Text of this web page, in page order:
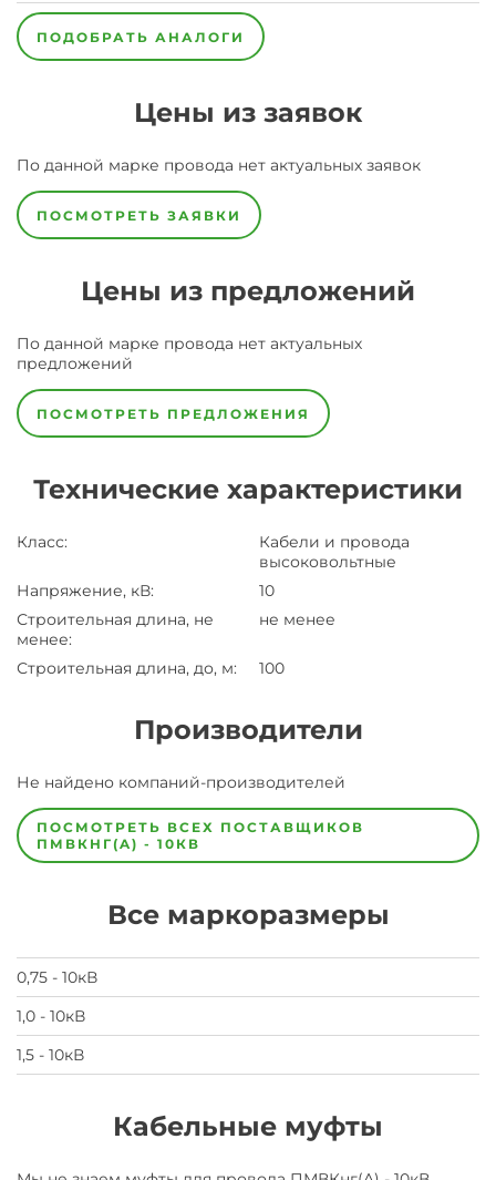
ПОДОБРАТЬ АНАЛОГИ
Цены из заявок
По данной марке провода нет актуальных заявок
ПОСМОТРЕТЬ ЗАЯВКИ
Цены из предложений
По данной марке провода нет актуальных
предложений
ПОСМОТРЕТЬ ПРЕДЛОЖЕНИЯ
Технические характеристики
Класс:
Кабели и провода
высоковольтные
Напряжение, кВ:
10
Строительная длина, не
менее:
не менее
Строительная длина, до, м: 100
Производители
ЗаводЗавод-
предпочел
скрыть
свои
Не найдено компаний-производителей
ПОСМОТРЕТЬ ВСЕХ ПОСТАВЩИКОВ
ПМВКНГ(A) - 10КВ
Все маркоразмеры
0,75 - 10кВ
1,0 - 10кВ
1,5 - 10кВ
Кабельные муфты